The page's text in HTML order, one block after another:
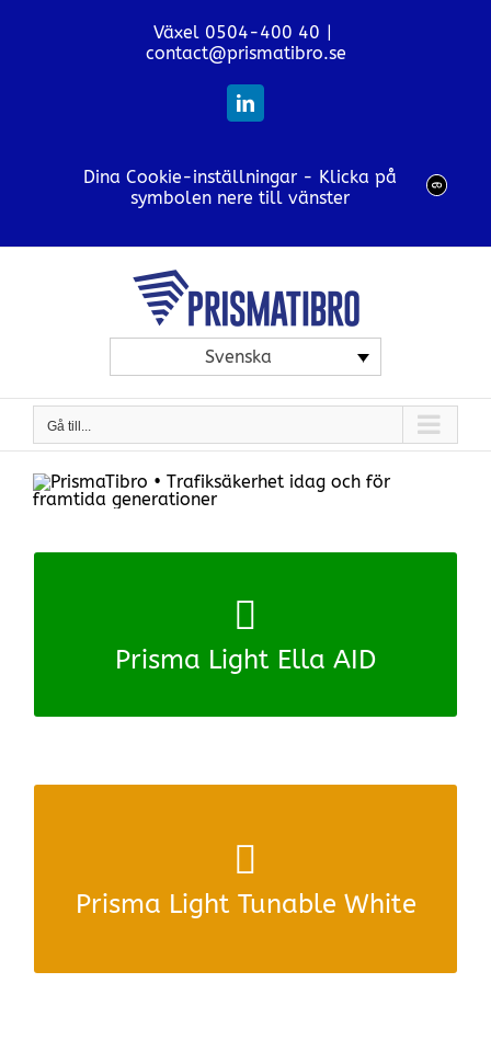
Växel 0504-400 40 |
contact@prismatibro.se
LinkedIn
Dina Cookie-inställningar - Klicka på
symbolen nere till vänster
Svenska
Gå till...
Trafiksäkerhet idag och för
framtida generationer
Prisma Light Ella AID
Gör obevakade övergångsställen säkrare.
Radar styr vitt ljus för gångtrafikanter och gult
ljus för fordon.
>> Klicka här för mer information.
Prisma Light Tunable White
För hänsyn till djur och natur. Tryggt för
människor.